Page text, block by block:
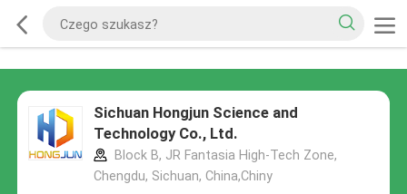
Sichuan Hongjun Science and
Technology Co., Ltd.
Block B, JR Fantasia High-Tech Zone,
Chengdu, Sichuan, China,Chiny